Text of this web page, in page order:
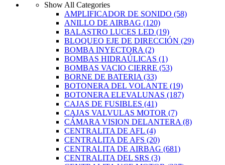
Show All Categories
AMPLIFICADOR DE SONIDO (58)
ANILLO DE AIRBAG (120)
BALASTRO LUCES LED (19)
BLOQUEO EJE DE DIRECCIÓN (29)
BOMBA INYECTORA (2)
BOMBAS HIDRAÚLICAS (1)
BOMBAS VACIO CIERRE (53)
BORNE DE BATERIA (33)
BOTONERA DEL VOLANTE (19)
BOTONERA ELEVALUNAS (187)
CAJAS DE FUSIBLES (41)
CAJAS VALVULAS MOTOR (7)
CÁMARA VISION DELANTERA (8)
CENTRALITA DE AFL (4)
CENTRALITA DE AFS (20)
CENTRALITA DE AIRBAG (681)
CENTRALITA DEL SRS (3)